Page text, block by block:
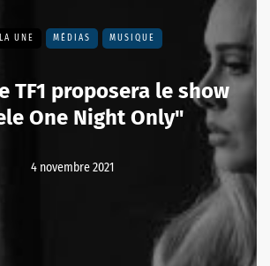
UNE MÉDIAS MUSIQUE
TF1 proposera le show
One Night Only"
4 novembre 2021